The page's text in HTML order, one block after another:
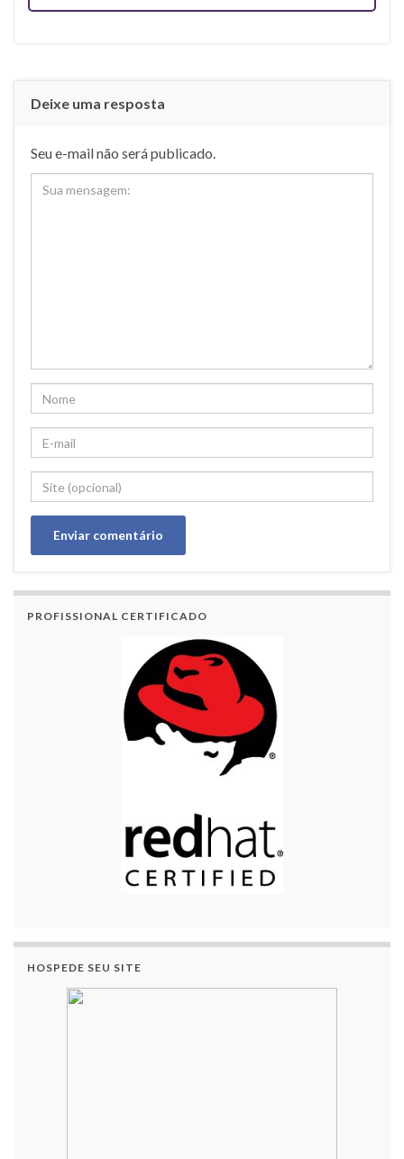
Deixe uma resposta
Seu e-mail não será publicado.
PROFISSIONAL CERTIFICADO
HOSPEDE SEU SITE